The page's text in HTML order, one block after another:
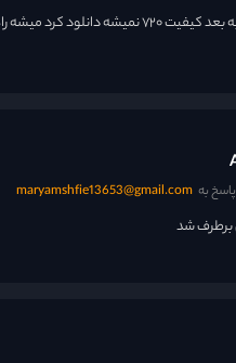
به maryamshfie13653@gmail.com
شد